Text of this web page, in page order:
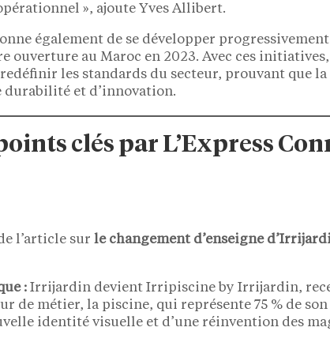
», ajoute Yves Allibert.
également de se développer progressivement
ouverture au Maroc en 2023. Avec ces initiatives,
les standards du secteur, prouvant que la
durabilité et d’innovation.
clés par L’Express
l’article sur le changement d’enseigne
: Irrijardin devient Irripiscine by Irrijardin,
de métier, la piscine, qui représente 75 % de
identité visuelle et d’une réinvention des